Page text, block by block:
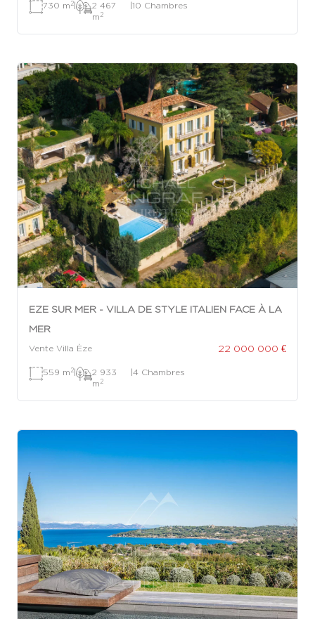
730 m 2|
2 467
m 2
|10 Chambres
EZE SUR MER - VILLA DE STYLE ITALIEN FACE À LA
MER
Vente Villa Èze 22 000 000 €
559 m 2|
2 933
m 2
|4 Chambres